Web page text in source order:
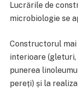
Lucrările de
microbiologie se
Constructorul
interioare
punerea
pereți) și la